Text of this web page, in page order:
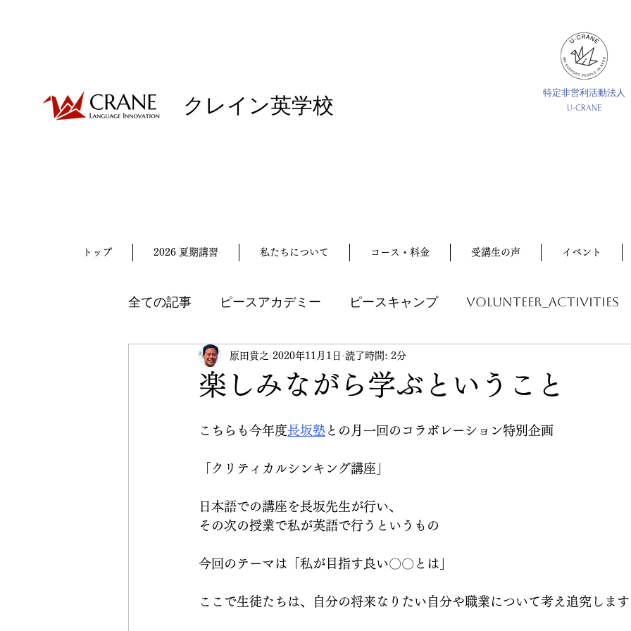
クレイン英学校
特定非営利活動法人
U-CRANE
トップ 2026 夏期講習 私たちについて コース・料金 受講生の声 イベント
全ての記事 ピースアカデミー ピースキャンプ volunteer_activities
受験英語 英検 イベント 講習会
楽しみながら学ぶということ
原田貴之 2020年11月1日 読了時間: 2分
こちらも今年度長坂塾 との月一回のコラボレーション特別企画
「クリティカルシンキング講座」
日本語での講座を長坂先生が行い、
その次の授業で私が英語で行うというもの
今回のテーマは「私が目指す良い〇〇とは」
ここで生徒たちは、自分の将来なりたい自分や職業について考え追究します